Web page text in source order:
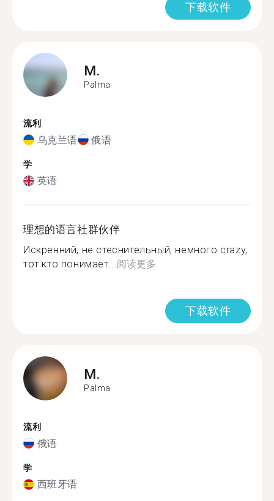
下载软件
M.
Palma
流利
乌克兰语 俄语
学
英语
理想的语言社群伙伴
Искренний, не стеснительный, немного crazy,
тот кто понимает...阅读更多
下载软件
M.
Palma
流利
俄语
学
西班牙语